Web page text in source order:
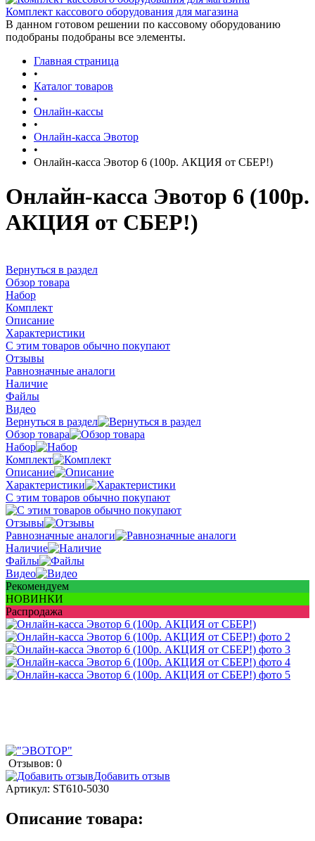
Комплект кассового оборудования для магазина
В данном готовом решении по кассовому оборудованию
подобраны подобраны все элементы.
Главная страница
•
Каталог товаров
•
Онлайн-кассы
•
Онлайн-касса Эвотор
•
Онлайн-касса Эвотор 6 (100р. АКЦИЯ от СБЕР!)
Онлайн-касса Эвотор 6 (100р.
АКЦИЯ от СБЕР!)
Вернуться в раздел
Обзор товара
Набор
Комплект
Описание
Характеристики
С этим товаров обычно покупают
Отзывы
Равнозначные аналоги
Наличие
Файлы
Видео
Вернуться в раздел
Обзор товара
Набор
Комплект
Описание
Характеристики
С этим товаров обычно покупают
Отзывы
Равнозначные аналоги
Наличие
Файлы
Видео
Рекомендуем
НОВИНКИ
Распродажа
Отзывов: 0
Добавить отзыв
Артикул: ST610-5030
Описание товара: